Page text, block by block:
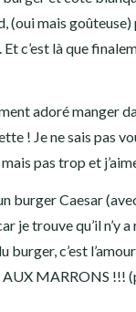
(oui mais
c’est là que
adoré manger
! Je ne sais pas
pas trop et
burger Caesar
je trouve qu’il n’y
burger, c’est
MARRONS !!!